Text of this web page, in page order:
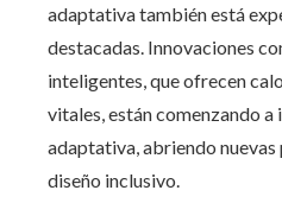
adaptativa también está
destacadas. Innovaciones
inteligentes, que ofrecen
vitales, están comenzando a
adaptativa, abriendo
diseño inclusivo.